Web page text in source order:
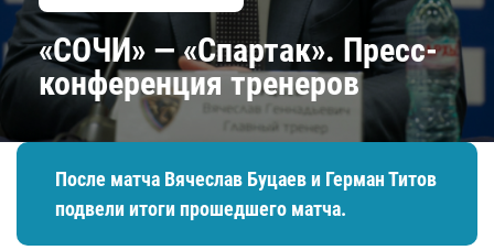
«СОЧИ» — «Спартак». Пресс-
конференция тренеров
После матча Вячеслав Буцаев и Герман Титов
подвели итоги прошедшего матча.